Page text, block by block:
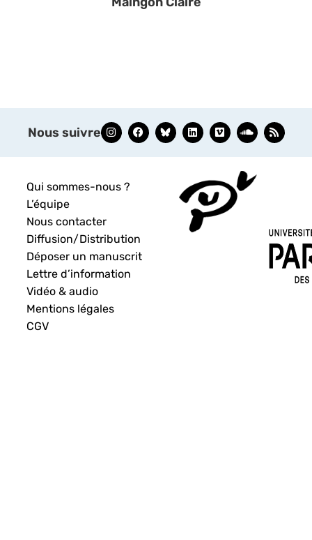
Nous suivre
Qui sommes-nous ?
L’équipe
Nous contacter
Diffusion/Distribution
Déposer un manuscrit
Lettre d’information
Vidéo & audio
Mentions légales
CGV